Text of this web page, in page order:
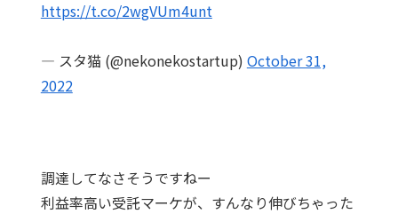
https://t.co/2wgVUm4unt
— スタ猫 (@nekonekostartup) October 31,
2022
調達してなさそうですねー
利益率高い受託マーケが、すんなり伸びちゃった